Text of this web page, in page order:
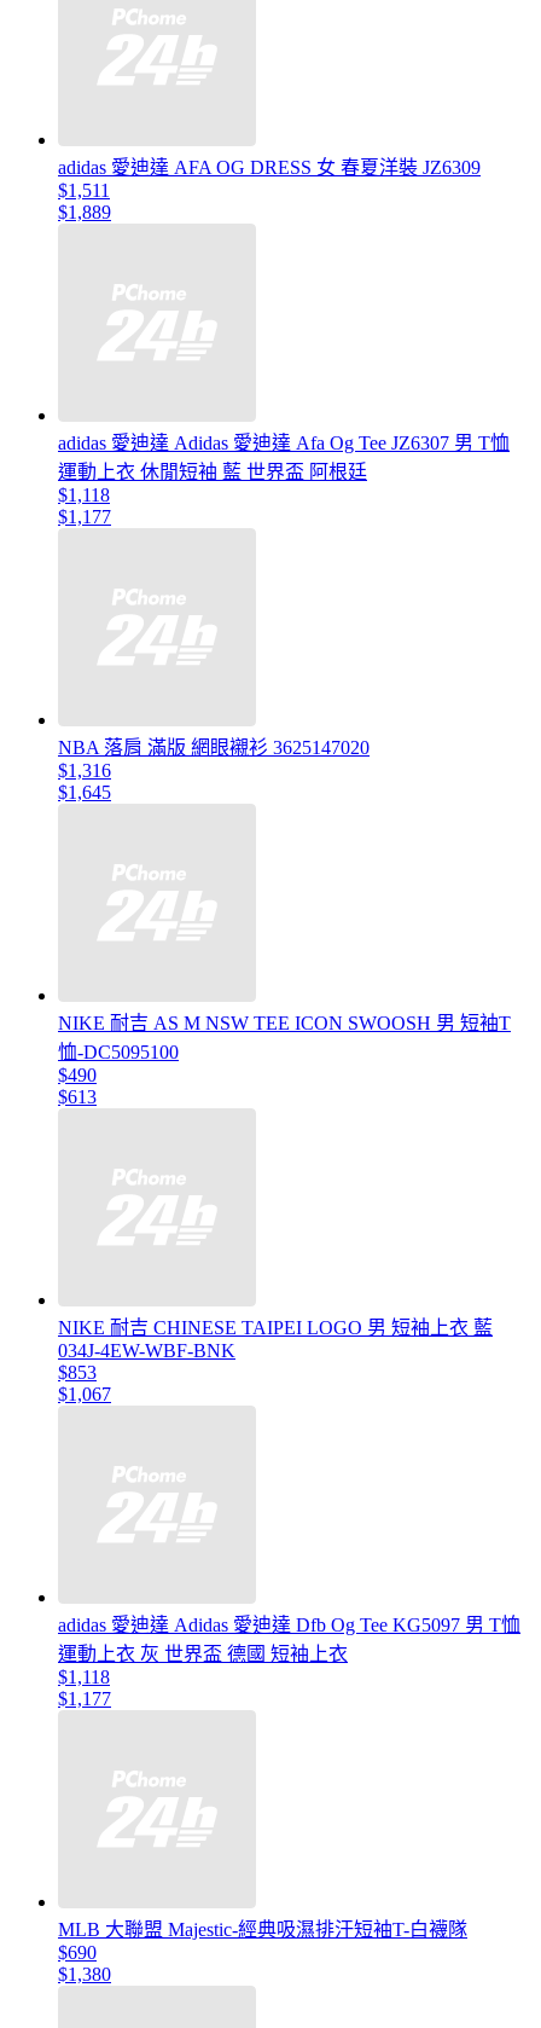
adidas 愛迪達 AFA OG DRESS 女 春夏洋裝 JZ6309
$1,511
$1,889
adidas 愛迪達 Adidas 愛迪達 Afa Og Tee JZ6307 男 T恤
運動上衣 休閒短袖 藍 世界盃 阿根廷
$1,118
$1,177
NBA 落肩 滿版 網眼襯衫 3625147020
$1,316
$1,645
NIKE 耐吉 AS M NSW TEE ICON SWOOSH 男 短袖T
恤-DC5095100
$490
$613
NIKE 耐吉 CHINESE TAIPEI LOGO 男 短袖上衣 藍
034J-4EW-WBF-BNK
$853
$1,067
adidas 愛迪達 Adidas 愛迪達 Dfb Og Tee KG5097 男 T恤
運動上衣 灰 世界盃 德國 短袖上衣
$1,118
$1,177
MLB 大聯盟 Majestic-經典吸濕排汗短袖T-白襪隊
$690
$1,380